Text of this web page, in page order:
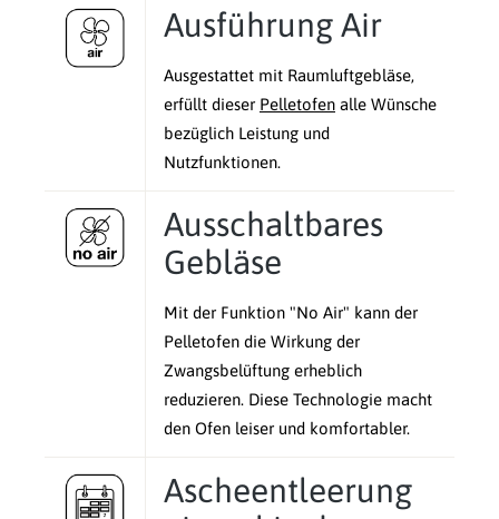
Ausführung Air
Ausgestattet mit Raumluftgebläse,
erfüllt dieser Pelletofen alle Wünsche
bezüglich Leistung und
Nutzfunktionen.
Ausschaltbares
Gebläse
Mit der Funktion "No Air" kann der
Pelletofen die Wirkung der
Zwangsbelüftung erheblich
reduzieren. Diese Technologie macht
den Ofen leiser und komfortabler.
Ascheentleerung